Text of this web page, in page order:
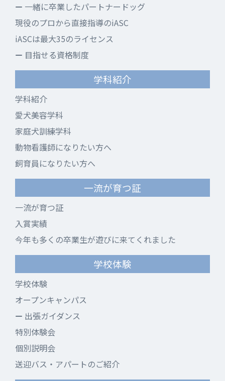
一緒に卒業したパートナードッグ
現役のプロから直接指導のiASC
iASCは最大35のライセンス
目指せる資格制度
学科紹介
学科紹介
愛犬美容学科
家庭犬訓練学科
動物看護師になりたい方へ
飼育員になりたい方へ
一流が育つ証
一流が育つ証
入賞実績
今年も多くの卒業生が遊びに来てくれました
学校体験
学校体験
オープンキャンパス
出張ガイダンス
特別体験会
個別説明会
送迎バス・アパートのご紹介